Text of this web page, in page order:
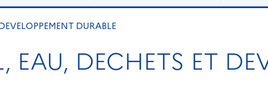
DURABLE
EAU, DECHETS ET